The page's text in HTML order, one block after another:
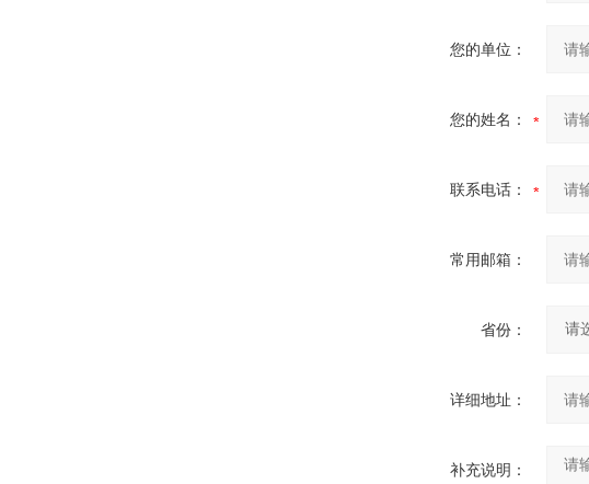
您的单位：
您的姓名：
联系电话：
常用邮箱：
省份：
详细地址：
补充说明：